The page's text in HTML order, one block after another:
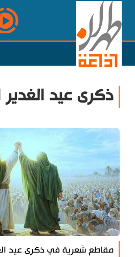
ذكرى عيد الغدير
مقاطع شعرية في ذكرى عيد